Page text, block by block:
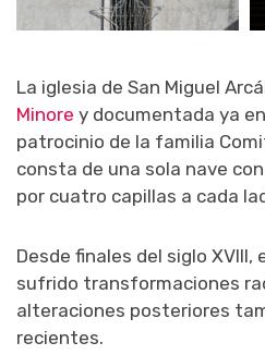
La iglesia de San Miguel
Minore y documentada ya
patrocinio de la familia
consta de una sola nave
por cuatro capillas a cada
Desde finales del siglo
sufrido transformaciones
alteraciones posteriores
recientes.